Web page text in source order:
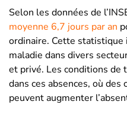
Selon les données de
moyenne 6,7 jours par an
ordinaire. Cette statistique
maladie dans divers
et privé. Les conditions
dans ces absences, où
peuvent augmenter